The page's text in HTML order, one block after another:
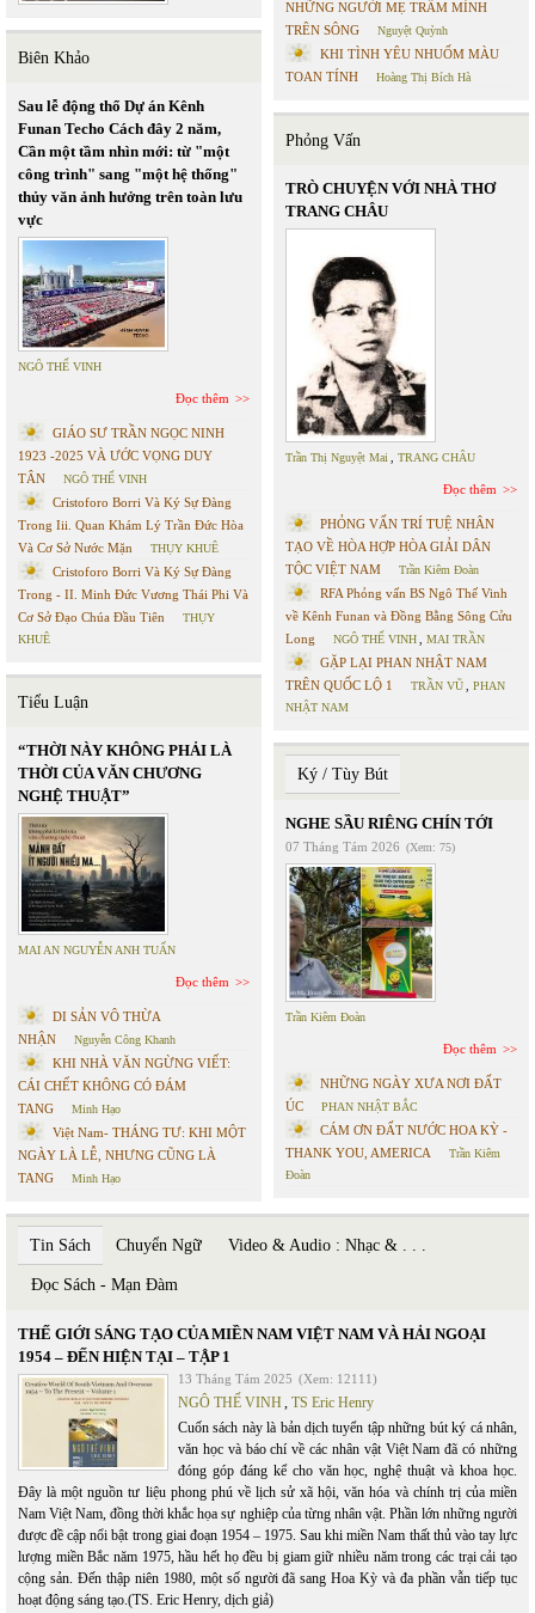
Biên Khảo
Sau lễ động thổ Dự án Kênh
Funan Techo Cách đây 2 năm,
Cần một tầm nhìn mới: từ "một
công trình" sang "một hệ thống"
thủy văn ảnh hưởng trên toàn lưu
vực
NGÔ THẾ VINH
Đọc thêm
GIÁO SƯ TRẦN NGỌC NINH
1923 -2025 VÀ ƯỚC VỌNG DUY
TÂN
NGÔ THẾ VINH
Cristoforo Borri Và Ký Sự Đàng
Trong Iii. Quan Khám Lý Trần Đức Hòa
Và Cơ Sở Nước Mặn
THỤY KHUÊ
Cristoforo Borri Và Ký Sự Đàng
Trong - II. Minh Đức Vương Thái Phi Và
Cơ Sở Đạo Chúa Đầu Tiên
THỤY
KHUÊ
Tiểu Luận
“THỜI NÀY KHÔNG PHẢI LÀ
THỜI CỦA VĂN CHƯƠNG
NGHỆ THUẬT”
MAI AN NGUYỄN ANH TUẤN
Đọc thêm
DI SẢN VÔ THỪA
NHẬN
Nguyễn Công Khanh
KHI NHÀ VĂN NGỪNG VIẾT:
CÁI CHẾT KHÔNG CÓ ĐÁM
TANG
Minh Hạo
Việt Nam- THÁNG TƯ: KHI MỘT
NGÀY LÀ LỄ, NHƯNG CŨNG LÀ
TANG
Minh Hạo
NHỮNG NGƯỜI MẸ TRẦM MÌNH
TRÊN SÔNG
Nguyệt Quỳnh
KHI TÌNH YÊU NHUỐM MÀU
TOAN TÍNH
Hoàng Thị Bích Hà
Phỏng Vấn
TRÒ CHUYỆN VỚI NHÀ THƠ
TRANG CHÂU
Trần Thị Nguyệt Mai TRANG CHÂU
Đọc thêm
PHỎNG VẤN TRÍ TUỆ NHÂN
TẠO VỀ HÒA HỢP HÒA GIẢI DÂN
TỘC VIỆT NAM
Trần Kiêm Đoàn
RFA Phỏng vấn BS Ngô Thế Vinh
về Kênh Funan và Đồng Bằng Sông Cửu
Long
NGÔ THẾ VINH MAI TRẦN
GẶP LẠI PHAN NHẬT NAM
TRÊN QUỐC LỘ 1
TRẦN VŨ
PHAN
NHẬT NAM
Ký / Tùy Bút
NGHE SẦU RIÊNG CHÍN TỚI
07 Tháng Tám 2026 (Xem: 75)
Trần Kiêm Đoàn
Đọc thêm
NHỮNG NGÀY XƯA NƠI ĐẤT
ÚC
PHAN NHẬT BẮC
CÁM ƠN ĐẤT NƯỚC HOA KỲ -
THANK YOU, AMERICA
Trần Kiêm
Đoàn
Tin Sách Chuyển Ngữ Video & Audio : Nhạc & . . .
Đọc Sách - Mạn Đàm
THẾ GIỚI SÁNG TẠO CỦA MIỀN NAM VIỆT NAM VÀ HẢI NGOẠI
1954 – ĐẾN HIỆN TẠI – TẬP 1
13 Tháng Tám 2025 (Xem: 12111)
NGÔ THẾ VINH, TS Eric Henry
Cuốn sách này là bản dịch tuyển tập những bút ký cá nhân,
văn học và báo chí về các nhân vật Việt Nam đã có những
đóng góp đáng kể cho văn học, nghệ thuật và khoa học.
Đây là một nguồn tư liệu phong phú về lịch sử xã hội, văn hóa và chính trị của miền
Nam Việt Nam, đồng thời khắc họa sự nghiệp của từng nhân vật. Phần lớn những người
được đề cập nổi bật trong giai đoạn 1954 – 1975. Sau khi miền Nam thất thủ vào tay lực
lượng miền Bắc năm 1975, hầu hết họ đều bị giam giữ nhiều năm trong các trại cải tạo
cộng sản. Đến thập niên 1980, một số người đã sang Hoa Kỳ và đa phần vẫn tiếp tục
hoạt động sáng tạo.(TS. Eric Henry, dịch giả)